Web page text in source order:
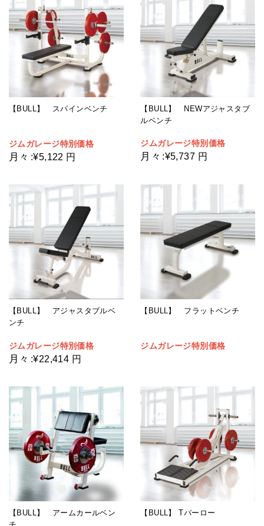
【BULL】 スパインベンチ
ジムガレージ特別価格
月々 :¥5,122 円
【BULL】 NEWアジャスタブ
ルベンチ
ジムガレージ特別価格
月々 :¥5,737 円
【BULL】 アジャスタブルベ
ンチ
ジムガレージ特別価格
月々 :¥22,414 円
【BULL】 フラットベンチ
ジムガレージ特別価格
【BULL】 アームカールベン
【BULL】 Tバーロー